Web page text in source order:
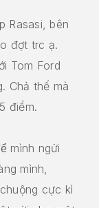
Rasasi, bên
đợt trc ạ.
Tom Ford
Chả thế mà
điểm.
mình ngửi
mình,
cực kì